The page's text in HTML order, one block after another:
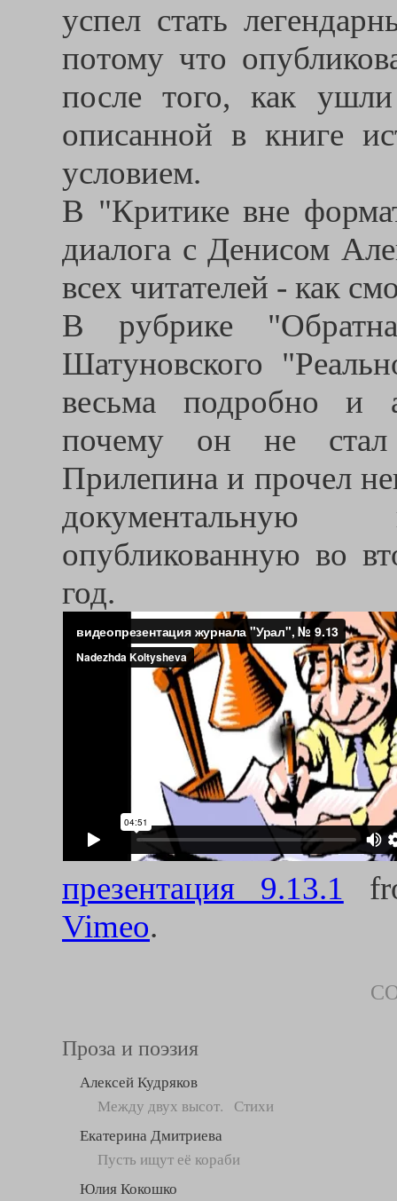
успел стать
потому что
после того, как
описанной в книге
условием.
В "Критике вне
диалога с Денисом
всех читателей - как
В рубрике
Шатуновского
весьма подробно и
почему он не стал
Прилепина и прочел
документальную
опубликованную во
год.
презентация 9.13.1
Vimeo.
Проза и поэзия
Алексей Кудряков
Между двух высот. Стихи
Екатерина Дмитриева
Пусть ищут её кораби
Юлия Кокошко